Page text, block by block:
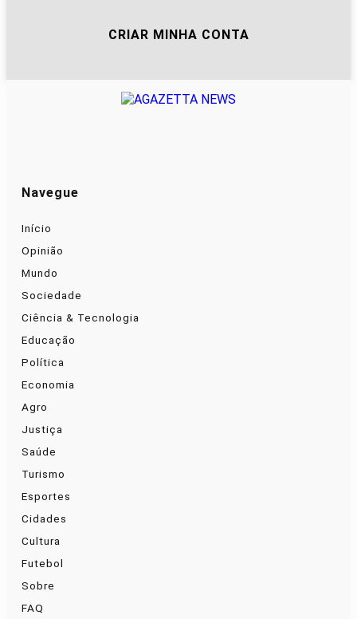
CRIAR MINHA CONTA
Navegue
Início
Opinião
Mundo
Sociedade
Ciência & Tecnologia
Educação
Política
Economia
Agro
Justiça
Saúde
Turismo
Esportes
Cidades
Cultura
Futebol
Sobre
FAQ